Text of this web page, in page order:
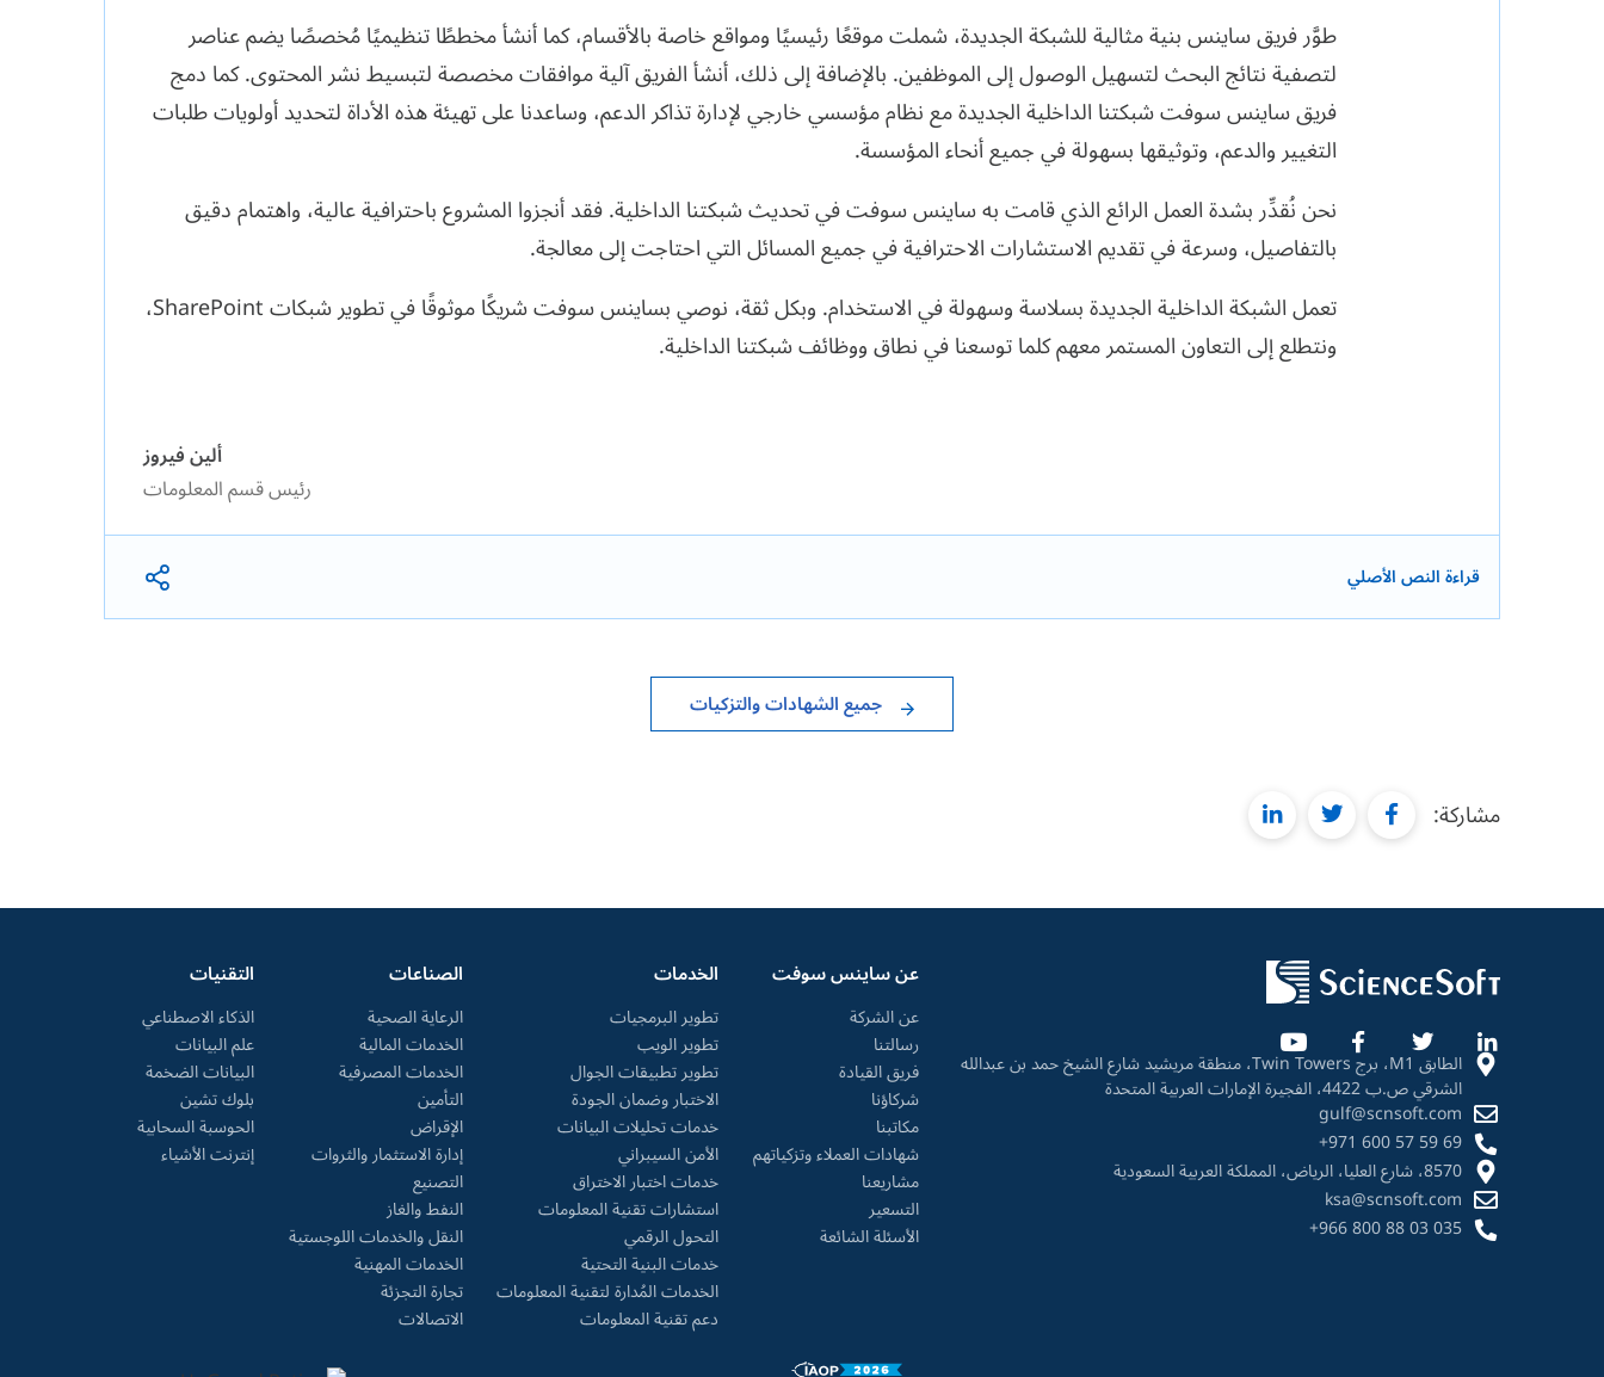
طوَّر فريق ساينس بنية مثالية للشبكة الجديدة، شملت موقعًا رئيسيًا ومواقع خاصة بالأقسام، كما أنشأ مخططًا تنظيميًا مُخصصًا يضم عناصر
لتصفية نتائج البحث لتسهيل الوصول إلى الموظفين. بالإضافة إلى ذلك، أنشأ الفريق آلية موافقات مخصصة لتبسيط نشر المحتوى. كما دمج
فريق ساينس سوفت شبكتنا الداخلية الجديدة مع نظام مؤسسي خارجي لإدارة تذاكر الدعم، وساعدنا على تهيئة هذه الأداة لتحديد أولويات طلبات
التغيير والدعم، وتوثيقها بسهولة في جميع أنحاء المؤسسة.
نحن نُقدِّر بشدة العمل الرائع الذي قامت به ساينس سوفت في تحديث شبكتنا الداخلية. فقد أنجزوا المشروع باحترافية عالية، واهتمام دقيق
بالتفاصيل، وسرعة في تقديم الاستشارات الاحترافية في جميع المسائل التي احتاجت إلى معالجة.
تعمل الشبكة الداخلية الجديدة بسلاسة وسهولة في الاستخدام. وبكل ثقة، نوصي بساينس سوفت شريكًا موثوقًا في تطوير شبكات SharePoint،
ونتطلع إلى التعاون المستمر معهم كلما توسعنا في نطاق ووظائف شبكتنا الداخلية.
ألين فيروز
رئيس قسم المعلومات
قراءة النص الأصلي
جميع الشهادات والتزكيات
مشاركة: facebook
twitter
linkedin
الطابق M1، برج Twin Towers، منطقة مريشيد شارع الشيخ حمد بن عبدالله
الشرقي ص.ب 4422، الفجيرة الإمارات العربية المتحدة
gulf@scnsoft.com
+971 600 57 59 69
8570، شارع العليا، الرياض، المملكة العربية السعودية
ksa@scnsoft.com
+966 800 88 03 035
عن ساينس سوفت
عن الشركة
رسالتنا
فريق القيادة
شركاؤنا
مكاتبنا
شهادات العملاء وتزكياتهم
مشاريعنا
التسعير
الأسئلة الشائعة
الخدمات
تطوير البرمجيات
تطوير الويب
تطوير تطبيقات الجوال
الاختبار وضمان الجودة
خدمات تحليلات البيانات
الأمن السيبراني
خدمات اختبار الاختراق
استشارات تقنية المعلومات
التحول الرقمي
خدمات البنية التحتية
الخدمات المُدارة لتقنية المعلومات
دعم تقنية المعلومات
الصناعات
الرعاية الصحية
الخدمات المالية
الخدمات المصرفية
التأمين
الإقراض
إدارة الاستثمار والثروات
التصنيع
النفط والغاز
النقل والخدمات اللوجستية
الخدمات المهنية
تجارة التجزئة
الاتصالات
التقنيات
الذكاء الاصطناعي
علم البيانات
البيانات الضخمة
بلوك تشين
الحوسبة السحابية
إنترنت الأشياء